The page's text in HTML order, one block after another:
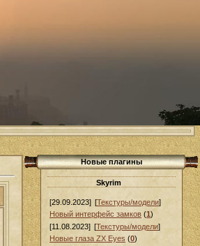
Новые плагины
Skyrim
[29.09.2023] [Текстуры/модели]
Новый интерфейс замков (1)
[11.08.2023] [Текстуры/модели]
Новые глаза ZX Eyes (0)